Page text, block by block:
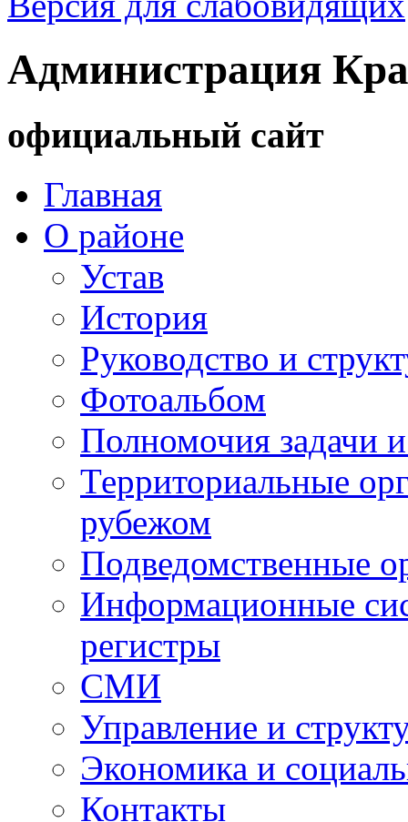
Администрация
официальный сайт
Главная
О районе
Устав
История
Руководство и
Фотоальбом
Полномочия задачи
Территориальные
рубежом
Подведомственные
Информационные
регистры
СМИ
Управление и
Экономика и
Контакты